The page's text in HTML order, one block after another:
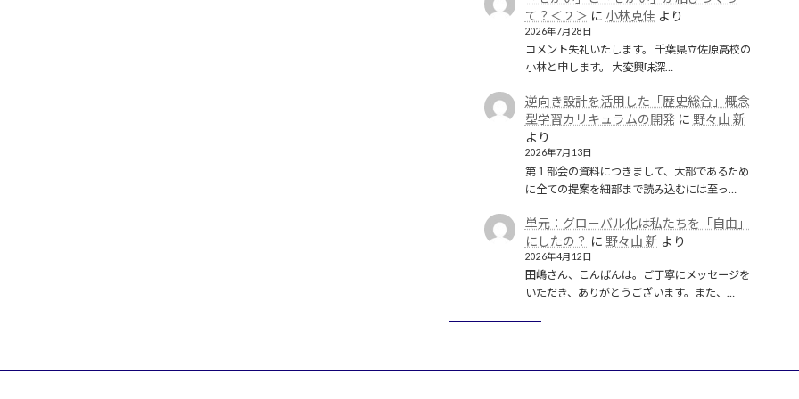
て？＜２＞ に 小林克佳 より
2026年7月28日
コメント失礼いたします。 千葉県立佐原高校の
小林と申します。 大変興味深…
逆向き設計を活用した「歴史総合」概念
型学習カリキュラムの開発に 野々山 新
より
2026年7月13日
第１部会の資料につきまして、大部であるため
に全ての提案を細部まで読み込むには至っ…
単元：グローバル化は私たちを「自由」
にしたの？ に 野々山 新 より
2026年4月12日
田嶋さん、こんばんは。ご丁寧にメッセージを
いただき、ありがとうございます。また、…